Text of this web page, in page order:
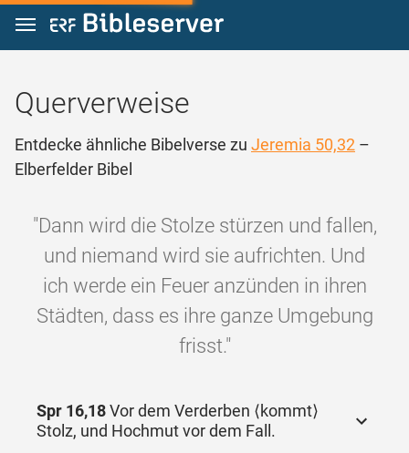
Zum Inhalt springen
Querverweise
Entdecke ähnliche Bibelverse zu Jeremia 50,32 –
Elberfelder Bibel
"Dann wird die Stolze stürzen und fallen,
und niemand wird sie aufrichten. Und
ich werde ein Feuer anzünden in ihren
Städten, dass es ihre ganze Umgebung
frisst."
Spr 16,18Vor dem Verderben ⟨kommt⟩
Stolz, und Hochmut vor dem Fall.